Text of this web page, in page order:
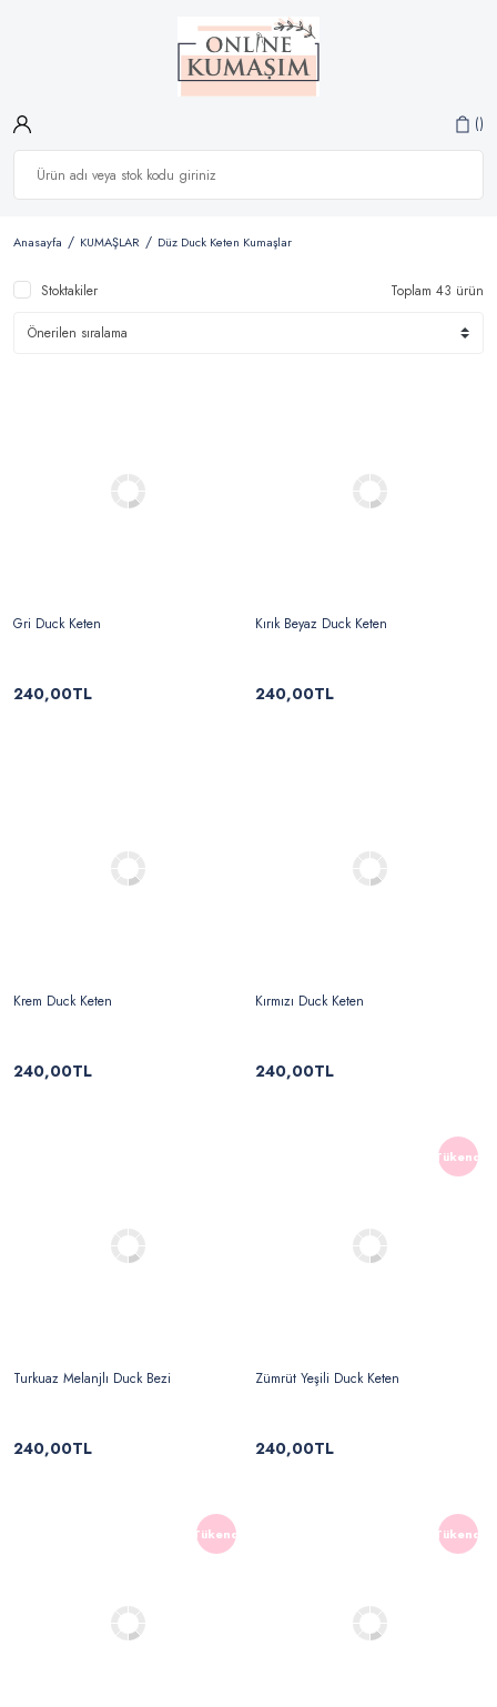
Anasayfa KUMAŞLAR Düz Duck Keten Kumaşlar
Stoktakiler Toplam 43 ürün
Gri Duck Keten
240,00TL
Kırık Beyaz Duck Keten
240,00TL
Krem Duck Keten
240,00TL
Kırmızı Duck Keten
240,00TL
Turkuaz Melanjlı Duck Bezi
240,00TL
Tükendi
Zümrüt Yeşili Duck Keten
240,00TL
Tükendi Tükendi